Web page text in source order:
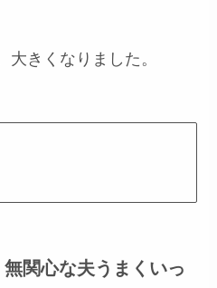
大きくなりました。
関心な夫うまくいっ